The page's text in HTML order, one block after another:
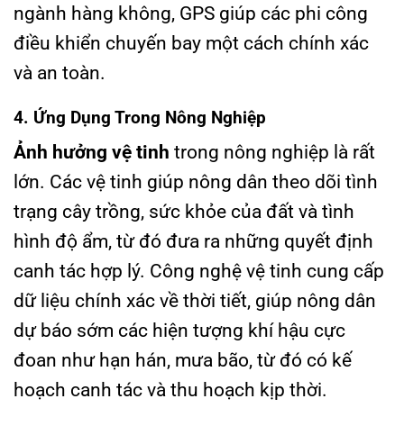
ngành hàng không, GPS giúp các phi công
điều khiển chuyến bay một cách chính xác
và an toàn.
4. Ứng Dụng Trong Nông Nghiệp
Ảnh hưởng vệ tinh trong nông nghiệp là rất
lớn. Các vệ tinh giúp nông dân theo dõi tình
trạng cây trồng, sức khỏe của đất và tình
hình độ ẩm, từ đó đưa ra những quyết định
canh tác hợp lý. Công nghệ vệ tinh cung cấp
dữ liệu chính xác về thời tiết, giúp nông dân
dự báo sớm các hiện tượng khí hậu cực
đoan như hạn hán, mưa bão, từ đó có kế
hoạch canh tác và thu hoạch kịp thời.